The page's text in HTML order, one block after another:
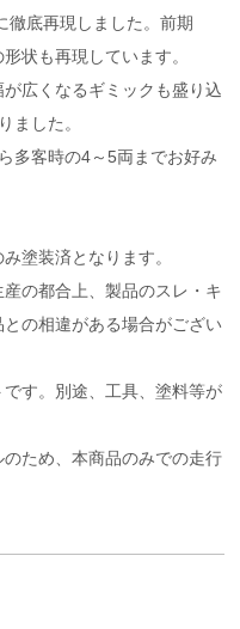
徹底再現しました。前期
状も再現しています。
広くなるギミックも盛り込
ました。
多客時の4～5両までお好み
塗装済となります。
の都合上、製品のスレ・キ
の相違がある場合がござい
す。別途、工具、塗料等が
ため、本商品のみでの走行